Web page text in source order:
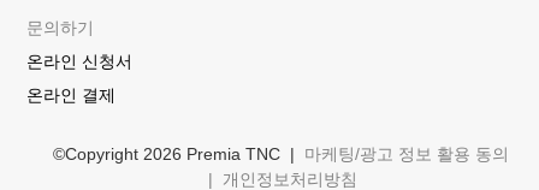
문의하기
온라인 신청서
온라인 결제
©Copyright 2026 Premia TNC | 마케팅/광고 정보 활용 동의
| 개인정보처리방침